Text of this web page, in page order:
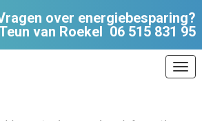
over energiebesparing?
van Roekel 06 515 831 95